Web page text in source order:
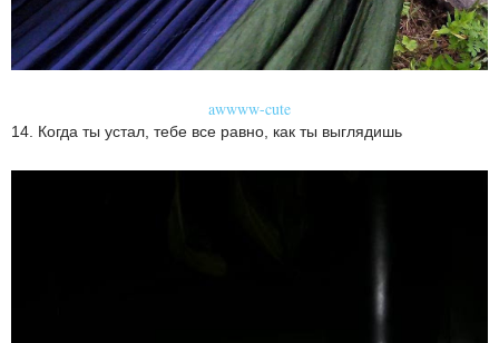
awwww-cute
14. Когда ты устал, тебе все равно, как ты выглядишь